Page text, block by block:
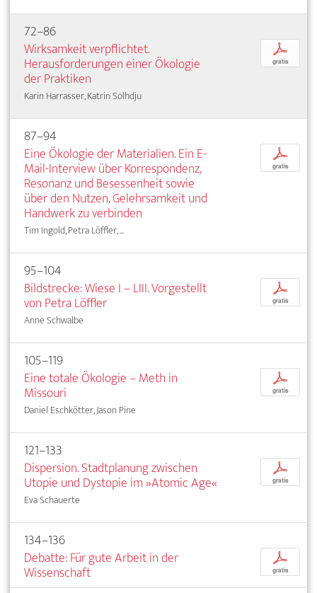
72–86
Wirksamkeit verpflichtet.
Herausforderungen einer Ökologie
der Praktiken
Karin Harrasser, Katrin Solhdju
p
gratis
87–94
Eine Ökologie der Materialien. Ein E-
Mail-Interview über Korrespondenz,
Resonanz und Besessenheit sowie
über den Nutzen, Gelehrsamkeit und
Handwerk zu verbinden
Tim Ingold, Petra Löffler, ...
p
gratis
95–104
Bildstrecke: Wiese I – LIII. Vorgestellt
von Petra Löffler
Anne Schwalbe
p
gratis
105–119
Eine totale Ökologie – Meth in
Missouri
Daniel Eschkötter, Jason Pine
p
gratis
121–133
Dispersion. Stadtplanung zwischen
Utopie und Dystopie im »Atomic Age«
Eva Schauerte
p
gratis
134–136
Debatte: Für gute Arbeit in der
Wissenschaft
p
gratis